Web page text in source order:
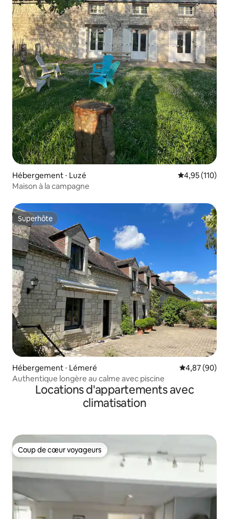
Hébergement ⋅ Luzé Évaluation
4,95 (110)
Maison à la campagne
Superhôte
Superhôte
Hébergement ⋅ Lémeré Évaluation
4,87 (90)
Authentique longère au calme avec piscine
Locations d'appartements avec
climatisation
Coup de cœur voyageurs
Coup de cœur voyageurs